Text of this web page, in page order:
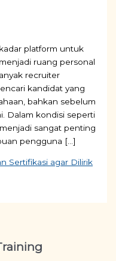
platform untuk
ruang personal
recruiter
kandidat yang
bahkan sebelum
Dalam kondisi seperti
sangat penting
pengguna […]
Sertifikasi agar Dilirik